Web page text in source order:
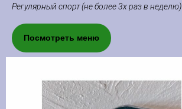
Регулярный спорт (не более 3х раз в неделю)
Посмотреть меню